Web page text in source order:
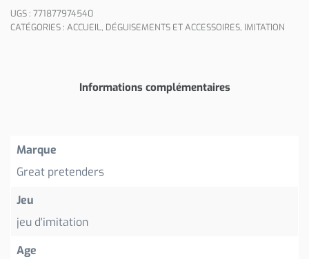
UGS : 771877974540
CATÉGORIES : ACCUEIL, DÉGUISEMENTS ET ACCESSOIRES, IMITATION
Informations complémentaires
Marque
Great pretenders
Jeu
jeu d'imitation
Age